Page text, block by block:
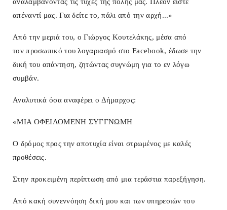
αναλαμβάνοντας τις τύχες της πόλης μας. Πλέον είστε
απέναντί μας. Για δείτε το, πάλι από την αρχή...»
Από την μεριά του, ο Γιώργος Κουτελάκης, μέσα από
τονπροσωπικό του λογαριασμό στο Facebook, έδωσε την
δική του απάντηση, ζητώντας συγνώμη για το εν λόγω
συμβάν.
Αναλυτικά όσα αναφέρει ο Δήμαρχος:
«ΜΙΑ ΟΦΕΙΛΟΜΕΝΗ ΣΥΓΓΝΩΜΗ
Ο δρόμος προς την αποτυχία είναι στρωμένος με καλές
προθέσεις.
Στην προκειμένη περίπτωση από μια τεράστια παρεξήγηση.
Από κακή συνεννόηση δική μου και των υπηρεσιών του